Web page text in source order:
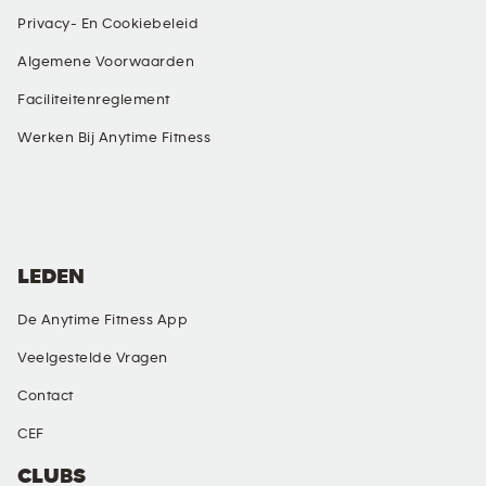
Privacy- En Cookiebeleid
Algemene Voorwaarden
Faciliteitenreglement
Werken Bij Anytime Fitness
CLUBS
LEDEN
De Anytime Fitness App
Veelgestelde Vragen
Contact
CEF